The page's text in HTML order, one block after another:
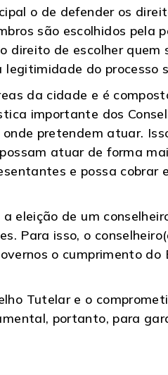
o de defender os
são escolhidos
direito de escolher
legitimidade do
da cidade e é
importante dos
pretendem atuar.
atuar de forma
e possa
eleição de um
Para isso, o
o cumprimento
Tutelar e o
portanto, para